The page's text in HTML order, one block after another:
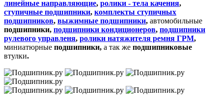
линейные направляющие, ролики - тела качения,
ступичные подшипники, комплекты ступичных
подшипников, выжимные подшипники, автомобильные
подшипники, подшипники кондиционеров, подшипники
рулевого управленя, ролики натяжителя ремня ГРМ,
миниатюрные подшипники, а так же подшипниковые
втулки.